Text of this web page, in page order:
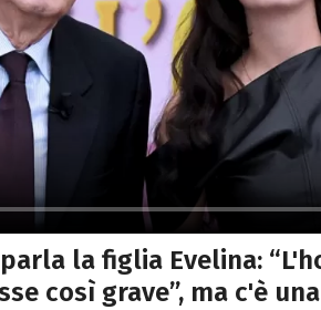
la figlia Evelina:
così grave”, ma c'è